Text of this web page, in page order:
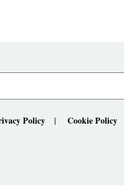
Policy | Cookie Policy